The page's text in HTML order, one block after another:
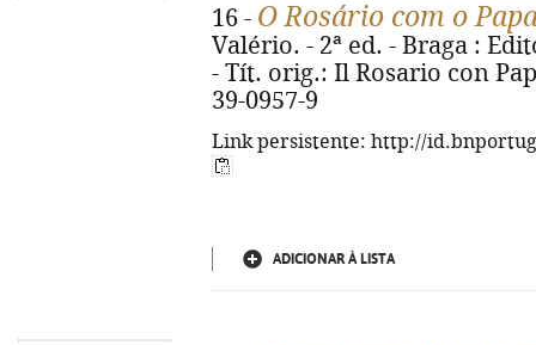
16 - O Rosário com o
Valério. - 2ª ed. - Braga :
- Tít. orig.: Il Rosario con
39-0957-9
Link persistente: http://
ADICIONAR À LISTA